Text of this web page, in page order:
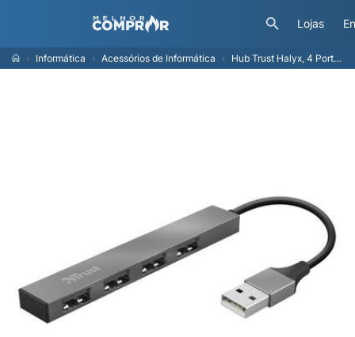
Lojas
Informática Acessórios de Informática Hub Trust Halyx, 4 Portas USB 2.0, Ultra Compacto, Conexão USB, de Alumínio, - 23786